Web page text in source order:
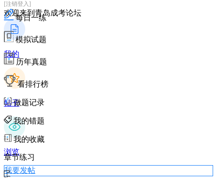
[注销登入]
欢迎来到青岛成考论坛
我的
帖子
浏览
我要发帖
每日一练
模拟试题
历年真题
看排行榜
做题记录
我的错题
我的收藏
章节练习